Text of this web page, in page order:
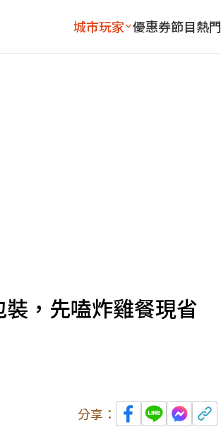
城市玩家 優惠券節目熱門
，先嗑炸雞餐現省
分享：